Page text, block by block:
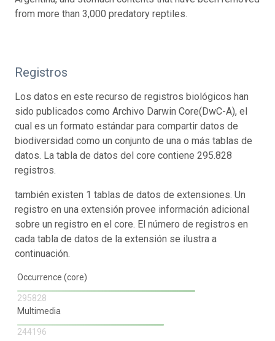
from more than 3,000 predatory reptiles.
Registros
Los datos en este recurso de registros biológicos han
sido publicados como Archivo Darwin Core(DwC-A), el
cual es un formato estándar para compartir datos de
biodiversidad como un conjunto de una o más tablas de
datos. La tabla de datos del core contiene 295.828
registros.
también existen 1 tablas de datos de extensiones. Un
registro en una extensión provee información adicional
sobre un registro en el core. El número de registros en
cada tabla de datos de la extensión se ilustra a
continuación.
Occurrence (core)
295828
Multimedia
244196